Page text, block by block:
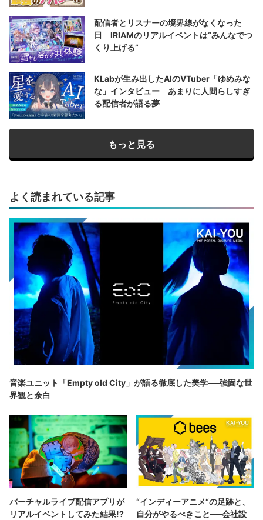
配信者とリスナーの境界線がなくなった
日 IRIAMのリアルイベントは“みんなでつ
くり上げる”
KLabが生み出したAIのVTuber「ゆめみな
な」インタビュー あまりに人間らしすぎ
る配信者が語る夢
もっと見る
よく読まれている記事
音楽ユニット「Empty old City」が語る徹底した美学──強固な世
界観と余白
バーチャルライブ配信アプリが
リアルイベントしてみた結果!?
“インディーアニメ“の足跡と、
自分がやるべきこと──会社設